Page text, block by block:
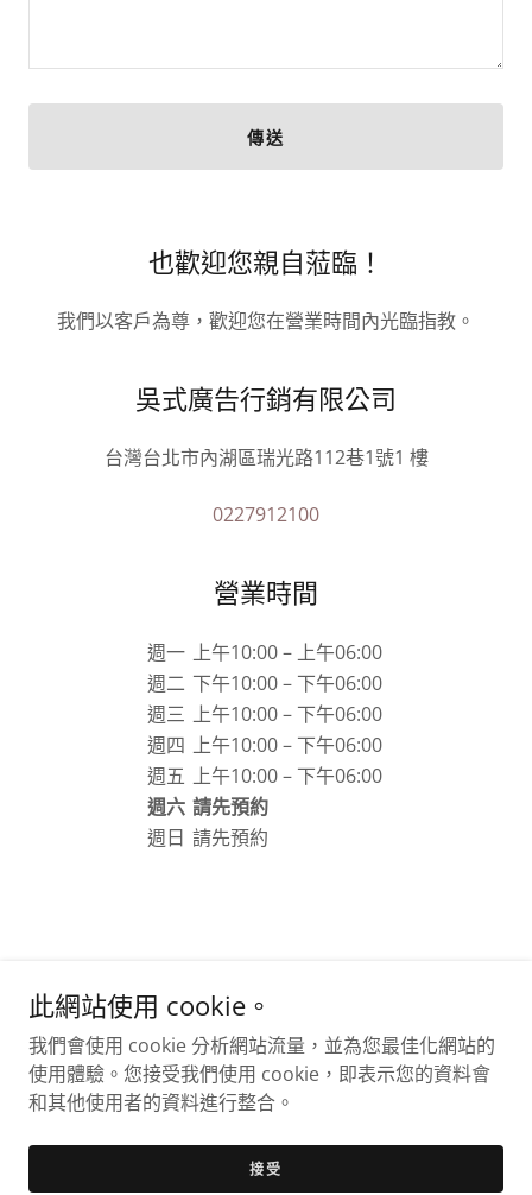
傳送
也歡迎您親自蒞臨！
我們以客戶為尊，歡迎您在營業時間內光臨指教。
吳式廣告行銷有限公司
台灣台北市內湖區瑞光路112巷1號1 樓
0227912100
營業時間
週一 上午10:00 – 上午06:00
週二 下午10:00 – 下午06:00
週三 上午10:00 – 下午06:00
週四 上午10:00 – 下午06:00
週五 上午10:00 – 下午06:00
週六 請先預約
週日 請先預約
提供者：
關於吳式
此網站使用 cookie。
我們會使用 cookie 分析網站流量，並為您最佳化網站的
使用體驗。您接受我們使用 cookie，即表示您的資料會
和其他使用者的資料進行整合。
接受